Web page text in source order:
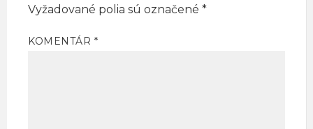
Vyžadované polia sú označené *
KOMENTÁR*